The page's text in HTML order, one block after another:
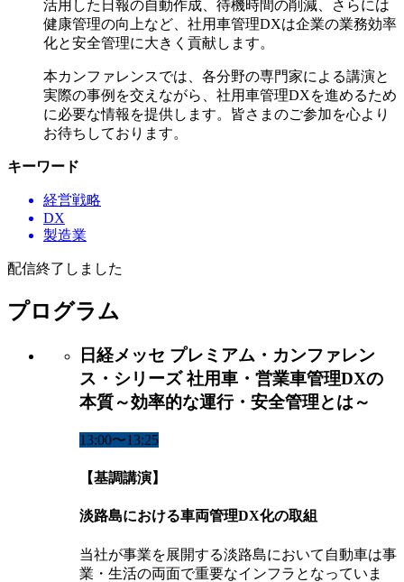
活用した日報の自動作成、待機時間の削減、さらには
健康管理の向上など、社用車管理DXは企業の業務効率
化と安全管理に大きく貢献します。
本カンファレンスでは、各分野の専門家による講演と
実際の事例を交えながら、社用車管理DXを進めるため
に必要な情報を提供します。皆さまのご参加を心より
お待ちしております。
キーワード
経営戦略
DX
製造業
配信終了しました
プログラム
日経メッセ プレミアム・カンファレン
ス・シリーズ 社用車・営業車管理DXの
本質～効率的な運行・安全管理とは～
13:00〜13:25
【基調講演】
淡路島における車両管理DX化の取組
当社が事業を展開する淡路島において自動車は事
業・生活の両面で重要なインフラとなっていま